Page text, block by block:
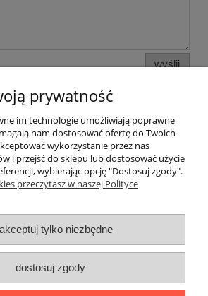
wyślij
Informacje i pomoc
Moje konto
O nas
prywatność
im technologie umożliwiają poprawne
nam dostosować ofertę do Twoich
wykorzystanie przez nas
i przejść do sklepu lub dostosować użycie
wybierając opcję "Dostosuj zgody".
przeczytasz w naszej Polityce
tylko niezbędne
dostosuj zgody